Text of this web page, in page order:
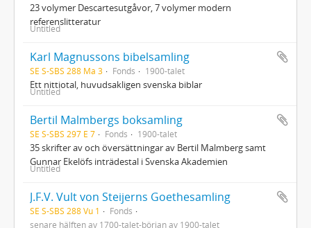
23 volymer Descartesutgåvor, 7 volymer modern
referenslitteratur
Untitled
Karl Magnussons bibelsamling
SE S-SBS 288 Ma 3 Fonds 1900-talet
Ett nittiotal, huvudsakligen svenska biblar
Untitled
Bertil Malmbergs boksamling
SE S-SBS 297 E 7 Fonds 1900-talet
35 skrifter av och översättningar av Bertil Malmberg samt
Gunnar Ekelöfs inträdestal i Svenska Akademien
Untitled
J.F.V. Vult von Steijerns Goethesamling
SE S-SBS 288 Vu 1
Fonds
senare hälften av 1700-talet-början av 1900-talet